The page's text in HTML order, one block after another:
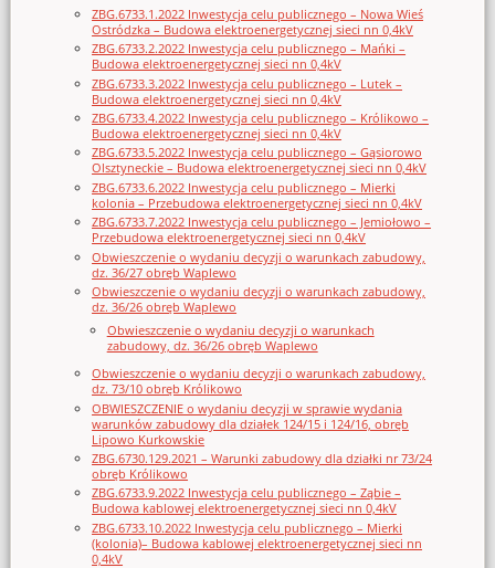
ZBG.6733.1.2022 Inwestycja celu publicznego – Nowa Wieś
Ostródzka – Budowa elektroenergetycznej sieci nn 0,4kV
ZBG.6733.2.2022 Inwestycja celu publicznego – Mańki –
Budowa elektroenergetycznej sieci nn 0,4kV
ZBG.6733.3.2022 Inwestycja celu publicznego – Lutek –
Budowa elektroenergetycznej sieci nn 0,4kV
ZBG.6733.4.2022 Inwestycja celu publicznego – Królikowo –
Budowa elektroenergetycznej sieci nn 0,4kV
ZBG.6733.5.2022 Inwestycja celu publicznego – Gąsiorowo
Olsztyneckie – Budowa elektroenergetycznej sieci nn 0,4kV
ZBG.6733.6.2022 Inwestycja celu publicznego – Mierki
kolonia – Przebudowa elektroenergetycznej sieci nn 0,4kV
ZBG.6733.7.2022 Inwestycja celu publicznego – Jemiołowo –
Przebudowa elektroenergetycznej sieci nn 0,4kV
Obwieszczenie o wydaniu decyzji o warunkach zabudowy,
dz. 36/27 obręb Waplewo
Obwieszczenie o wydaniu decyzji o warunkach zabudowy,
dz. 36/26 obręb Waplewo
Obwieszczenie o wydaniu decyzji o warunkach
zabudowy, dz. 36/26 obręb Waplewo
Obwieszczenie o wydaniu decyzji o warunkach zabudowy,
dz. 73/10 obręb Królikowo
OBWIESZCZENIE o wydaniu decyzji w sprawie wydania
warunków zabudowy dla działek 124/15 i 124/16, obręb
Lipowo Kurkowskie
ZBG.6730.129.2021 – Warunki zabudowy dla działki nr 73/24
obręb Królikowo
ZBG.6733.9.2022 Inwestycja celu publicznego – Ząbie –
Budowa kablowej elektroenergetycznej sieci nn 0,4kV
ZBG.6733.10.2022 Inwestycja celu publicznego – Mierki
(kolonia)– Budowa kablowej elektroenergetycznej sieci nn
0,4kV